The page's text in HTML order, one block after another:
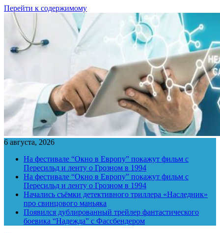
Перейти к содержимому
6 августа, 2026
На фестивале “Окно в Европу” покажут фильм с
Пересильд и ленту о Грозном в 1994
На фестивале “Окно в Европу” покажут фильм с
Пересильд и ленту о Грозном в 1994
Начались съёмки детективного триллера «Наследник»
про свинцового маньяка
Появился дублированный трейлер фантастического
боевика “Надежда” с Фассбендером